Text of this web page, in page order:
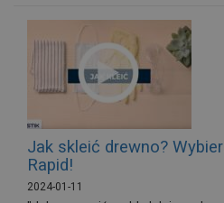
Jak skleić drewno?
Rapid!
2024-01-11